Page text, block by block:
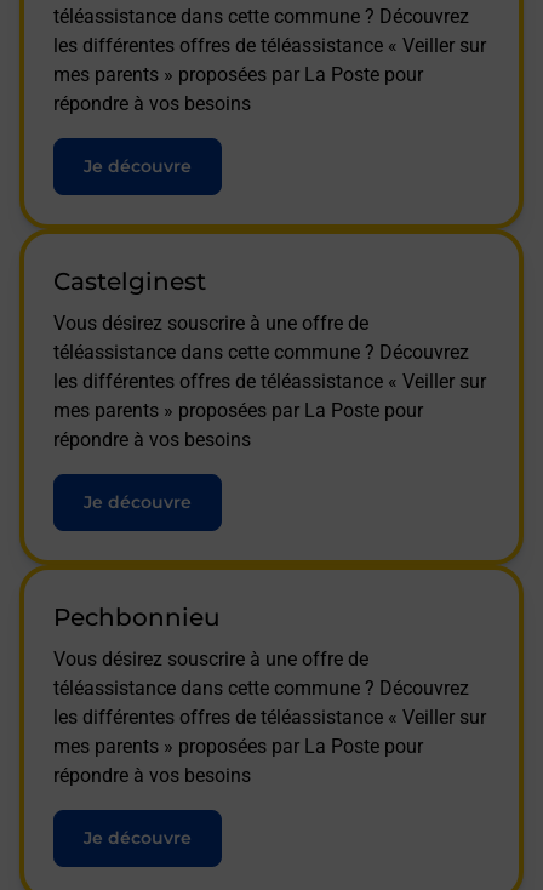
téléassistance dans cette commune ? Découvrez
les différentes offres de téléassistance « Veiller sur
mes parents » proposées par La Poste pour
répondre à vos besoins
Je découvre
Castelginest
Vous désirez souscrire à une offre de
téléassistance dans cette commune ? Découvrez
les différentes offres de téléassistance « Veiller sur
mes parents » proposées par La Poste pour
répondre à vos besoins
Je découvre
Pechbonnieu
Vous désirez souscrire à une offre de
téléassistance dans cette commune ? Découvrez
les différentes offres de téléassistance « Veiller sur
mes parents » proposées par La Poste pour
répondre à vos besoins
Je découvre